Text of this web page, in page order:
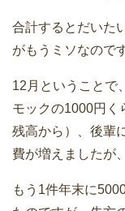
合計するとだいた
がもうミソなので
12月ということで
モックの1000円く
残高から）、後輩
費が増えましたが
もう1件年末に